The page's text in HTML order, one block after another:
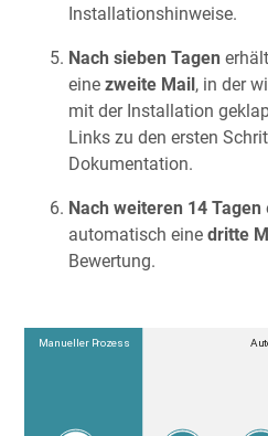
Installationshinweise.
Nach sieben Tagen
eine zweite Mail, in der
mit der Installation
Links zu den ersten
Dokumentation.
Nach weiteren 14 Tagen
automatisch einedritte
Bewertung.